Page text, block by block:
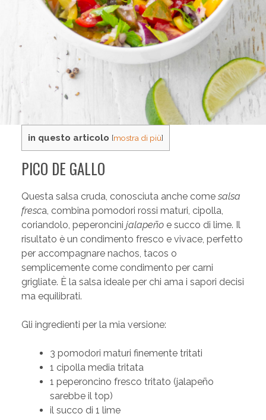
in questo articolo [mostra di più]
PICO DE GALLO
Questa salsa cruda, conosciuta anche come salsa
fresca, combina pomodori rossi maturi, cipolla,
coriandolo, peperoncini jalapeñoe succo di lime. Il
risultato è un condimento fresco e vivace, perfetto
per accompagnare nachos, tacos o
semplicemente come condimento per carni
grigliate. È la salsa ideale per chi ama i sapori decisi
ma equilibrati.
Gli ingredienti per la mia versione:
3 pomodori maturi finemente tritati
1 cipolla media tritata
1 peperoncino fresco tritato (jalapeño
sarebbe il top)
il succo di 1 lime